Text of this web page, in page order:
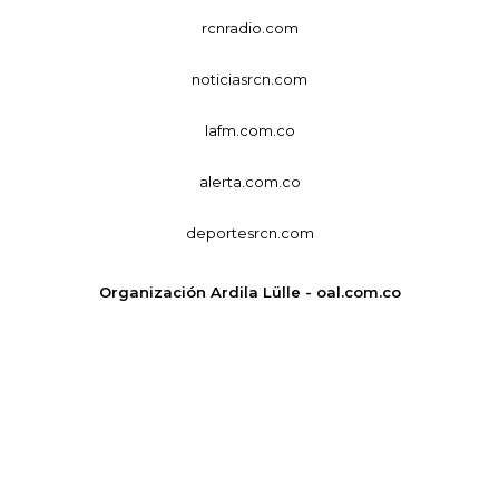
rcnradio.com
noticiasrcn.com
lafm.com.co
alerta.com.co
deportesrcn.com
Organización Ardila Lülle - oal.com.co